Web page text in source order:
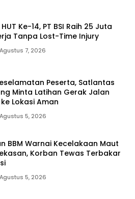
Ke-14, PT BSI Raih 25 Juta
Tanpa Lost-Time Injury
Agustus 7, 2026
Peserta, Satlantas
Minta Latihan Gerak Jalan
Lokasi Aman
Agustus 5, 2026
BBM Warnai Kecelakaan Maut
Korban Tewas Terbakar
Agustus 5, 2026